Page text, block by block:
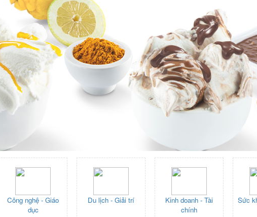
Công nghệ - Giáo
dục
Du lịch - Giải trí
Kinh doanh - Tài
chính
Sức